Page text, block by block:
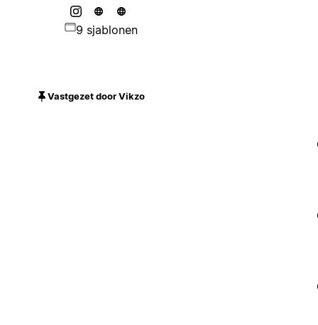
9 sjablonen
Vastgezet door Vikzo